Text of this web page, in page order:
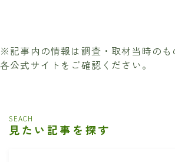
※記事内の情報は調査・取材当時のも
各公式サイトをご確認ください。
SEACH
見たい記事を探す